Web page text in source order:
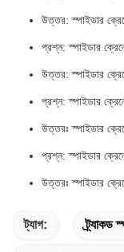
উত্তর: স্পাইডার
প্রশ্ন: স্পাইডার
উত্তর: স্পাইডার
প্রশ্ন: স্পাইডার
উত্তরঃ স্পাইডার
প্রশ্ন: স্পাইডার
উত্তরঃ স্পাইডার
ট্যাগ: ট্র্যাকড